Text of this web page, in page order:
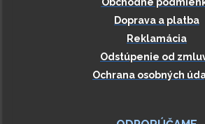
Doprava a platba
Reklamácia
Odstúpenie od
Ochrana osobných